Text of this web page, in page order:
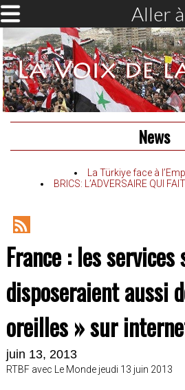
Aller
News
La Türkiye face à
BRICS: L’ADVERSAIRE QUI
RSS
Feed
France : les services
disposeraient aussi
oreilles » sur
juin 13, 2013
RTBF avec Le Monde jeudi 13 juin 2013